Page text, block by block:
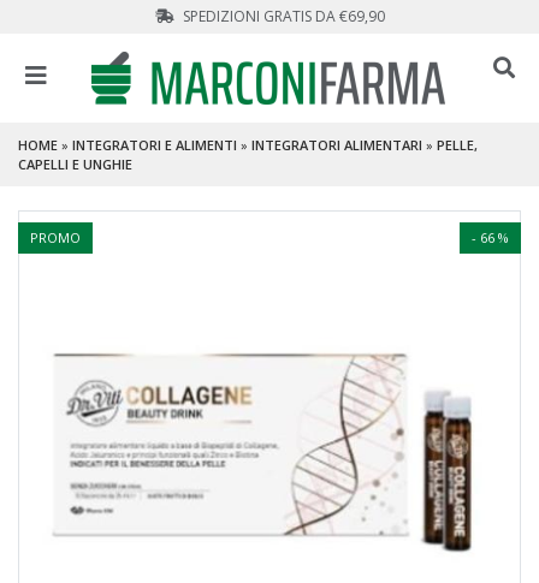
SPEDIZIONI GRATIS DA €69,90
HOME » INTEGRATORI E ALIMENTI » INTEGRATORI ALIMENTARI » PELLE,
CAPELLI E UNGHIE
- 66 %
PROMO